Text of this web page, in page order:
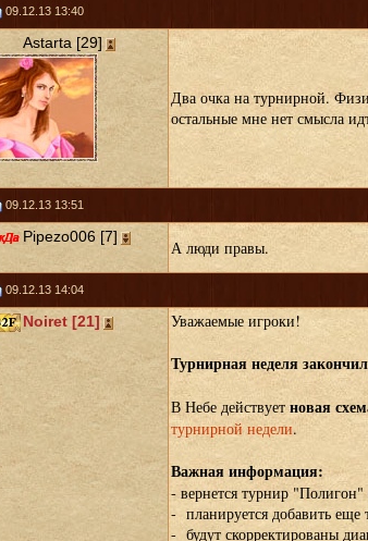
09.12.13 13:40
Astarta [29]
Два очка на турнирной.
остальные мне нет смысла
09.12.13 13:51
Pipezo006 [7]
А люди правы.
09.12.13 14:04
Noiret [21] Уважаемые игроки!
Турнирная неделя
В Небе действует новая
турнирной недели.
Важная информация:
- вернется турнир "Полигон"
- планируется добавить
- будут скорректированы